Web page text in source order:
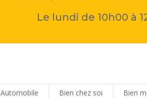
Le lundi de 10h00 à
Automobile Bien chez soi Bien